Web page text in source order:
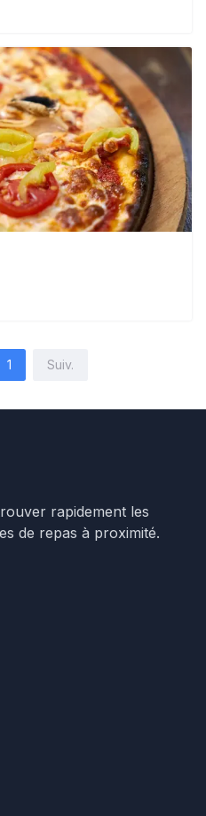
1 Suiv.
rapidement les
de repas à proximité.